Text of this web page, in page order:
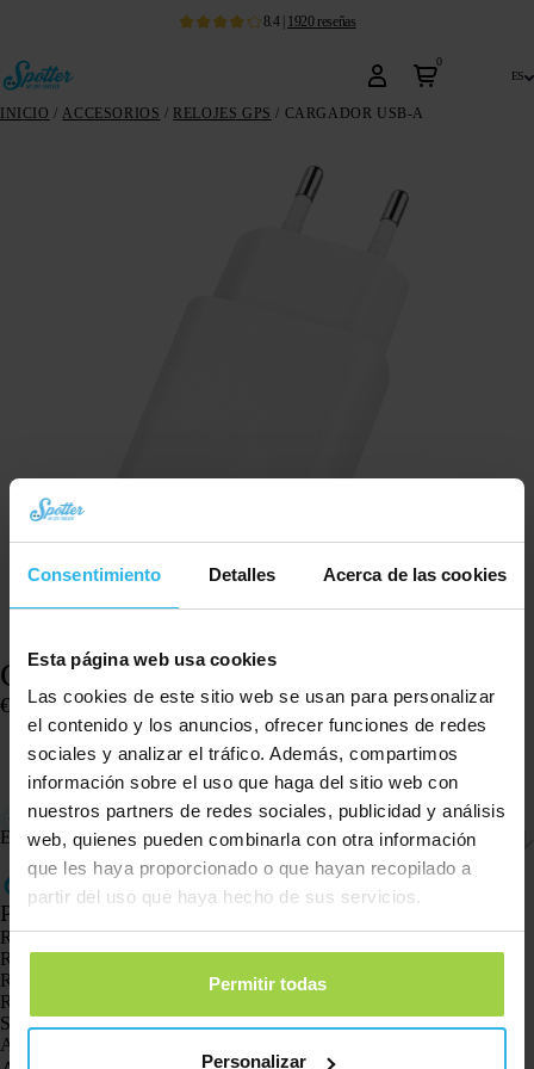
Consentimiento Detalles Acerca de las cookies
Esta página web usa cookies
Las cookies de este sitio web se usan para personalizar
el contenido y los anuncios, ofrecer funciones de redes
sociales y analizar el tráfico. Además, compartimos
información sobre el uso que haga del sitio web con
nuestros partners de redes sociales, publicidad y análisis
web, quienes pueden combinarla con otra información
que les haya proporcionado o que hayan recopilado a
partir del uso que haya hecho de sus servicios.
Permitir todas
Personalizar
8.4| 1920 reseñas
0
es
INICIO / ACCESORIOS / RELOJES GPS / CARGADOR USB-A
Cargador USB-A
€ 7,95
Hay existencias
Añadir al carrito
Cargador con conexión USB-A
Envío y devoluciones
Productos
Rastreador GPS Spotter X10
Reloj GPS Spotter Senior
Reloj GPS Spotter Explorer
Reloj GPS Spotter para niños
Spotter CatX
Animal Spotter